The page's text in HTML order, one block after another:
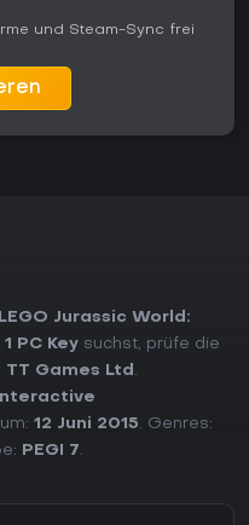
und Steam-Sync frei
Jurassic World:
PC Key suchst, prüfe die
TT Games Ltd .
12 Juni 2015. Genres:
PEGI 7.